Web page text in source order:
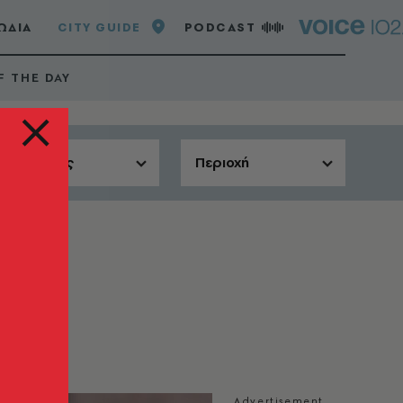
CITY GUIDE PODCAST
THE DAY
Αίθουσες Περιοχή